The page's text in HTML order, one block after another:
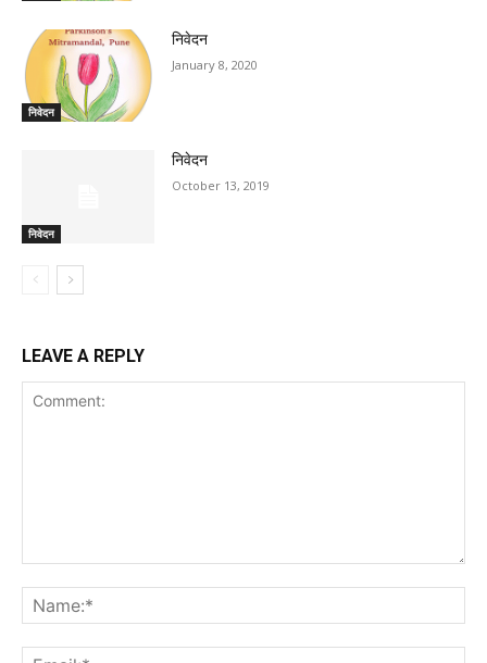
निवेदन
निवेदन
January 8, 2020
निवेदन
निवेदन
October 13, 2019
LEAVE A REPLY